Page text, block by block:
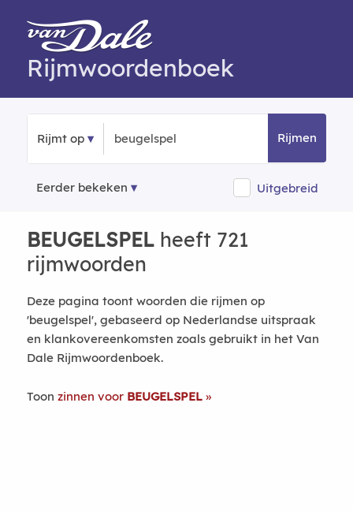
Rijmwoordenboek
Rijmt op Rijmen
Eerder bekeken Uitgebreid
BEUGELSPELheeft 721
rijmwoorden
Deze pagina toont woorden die rijmen op
'beugelspel', gebaseerd op Nederlandse uitspraak
en klankovereenkomsten zoals gebruikt in het Van
Dale Rijmwoordenboek.
Toon zinnen voor BEUGELSPEL